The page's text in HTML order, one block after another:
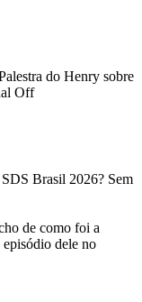
do Henry sobre
Off
Brasil 2026? Sem
de como foi a
dele no